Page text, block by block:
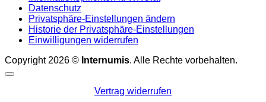
Datenschutz
Privatsphäre-Einstellungen ändern
Historie der Privatsphäre-Einstellungen
Einwilligungen widerrufen
Copyright 2026 © Internumis. Alle Rechte vorbehalten.
Vertrag widerrufen